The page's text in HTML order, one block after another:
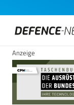
Anzeige